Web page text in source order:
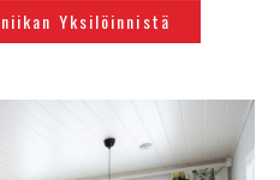
Yksilöinnistä